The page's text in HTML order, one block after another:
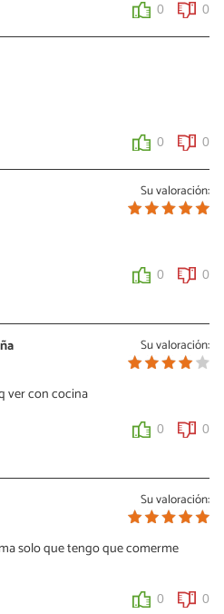
0 0
0 0
Su valoración:
0 0
jeje, se les pasó.
Su valoración:
ver con cocina
0 0
0
Su valoración:
solo que tengo que comerme
0 0